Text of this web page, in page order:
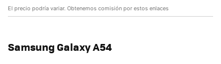
El precio podría variar. Obtenemos comisión por estos enlaces
Samsung Galaxy A54